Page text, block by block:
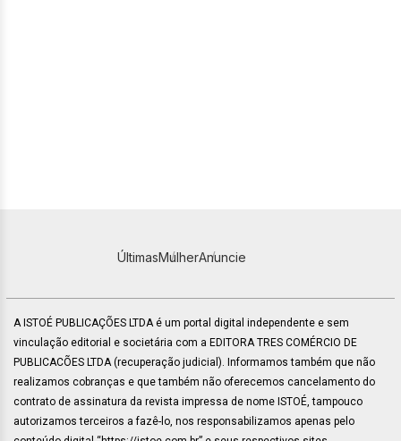
ÚltimasMulherAnuncie
A ISTOÉ PUBLICAÇÕES LTDA é um portal digital independente e sem
vinculação editorial e societária com a EDITORA TRES COMÉRCIO DE
PUBLICACÕES LTDA (recuperação judicial). Informamos também que não
realizamos cobranças e que também não oferecemos cancelamento do
contrato de assinatura da revista impressa de nome ISTOÉ, tampouco
autorizamos terceiros a fazê-lo, nos responsabilizamos apenas pelo